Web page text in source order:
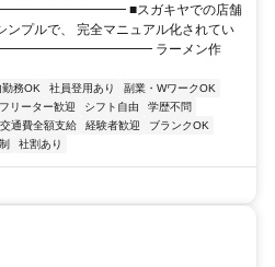
■スガキヤでの店舗
ンプルで、 完全マニュアル化されてい
ラーメン作
務OK 社員登用あり
副業・WワークOK
フリーター歓迎 シフト自由
学歴不問
交通費全額支給 経験者歓迎
ブランクOK
社割あり